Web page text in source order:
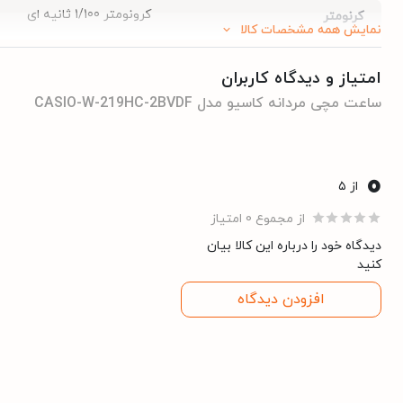
کرنومتر
کرونومتر 1/100 ثانیه ای
ظرفیت تا 1 ساعت
تایمر
زمان جهانی
نمایش همه مشخصات کالا
امتیاز و دیدگاه کاربران
ساعت مچی مردانه کاسیو مدل CASIO-W-219HC-2BVDF
0
از ۵
از مجموع 0 امتیاز
دیدگاه خود را درباره این کالا بیان
کنید
افزودن دیدگاه